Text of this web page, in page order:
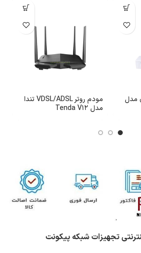
مدل
مودم روتر VDSL/ADSL تندا
مدل Tenda V12
تجهیزات شبکه پیکونت